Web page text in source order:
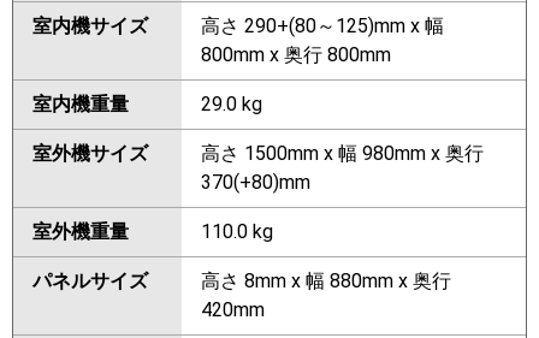
室内機サイズ
高さ 290+(80～125)mm x 幅
800mm x 奥行 800mm
室内機重量 29.0 kg
室外機サイズ
高さ 1500mm x 幅 980mm x 奥行
370(+80)mm
室外機重量 110.0 kg
パネルサイズ
高さ 8mm x 幅 880mm x 奥行
420mm